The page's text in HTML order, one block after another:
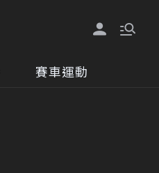
賽車運動